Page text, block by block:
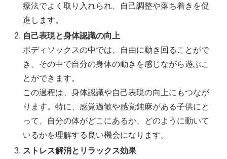
療法でよく取り入れられ、自己調整や落ち着きを促
進します。
自己表現と身体認識の向上
ボディソックスの中では、自由に動き回ることがで
き、その中で自分の身体の動きを感じながら遊ぶこ
とができます。
この過程は、身体認識や自己表現の向上にもつなが
ります。特に、感覚過敏や感覚鈍麻がある子供にと
って、自分の体がどこにあるか、どのように動いて
いるかを理解する良い機会になります。
ストレス解消とリラックス効果